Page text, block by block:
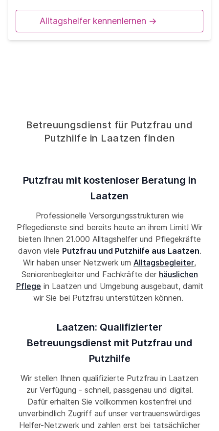
Alltagshelfer kennenlernen ->
Betreuungsdienst für Putzfrau und
Putzhilfe in Laatzen finden
Putzfrau mit kostenloser Beratung in
Laatzen
Professionelle Versorgungsstrukturen wie
Pflegedienste sind bereits heute an ihrem Limit! Wir
bieten Ihnen 21.000 Alltagshelfer und Pflegekräfte
davon viele Putzfrau und Putzhilfe aus Laatzen.
Wir haben unser Netzwerk um Alltagsbegleiter,
Seniorenbegleiter und Fachkräfte der häuslichen
Pflege in Laatzen und Umgebung ausgebaut, damit
wir Sie bei Putzfrau unterstützen können.
Laatzen: Qualifizierter
Betreuungsdienst mit Putzfrau und
Putzhilfe
Wir stellen Ihnen qualifizierte Putzfrau in Laatzen
zur Verfügung - schnell, passgenau und digital.
Dafür erhalten Sie vollkommen kostenfrei und
unverbindlich Zugriff auf unser vertrauenswürdiges
Helfer-Netzwerk und zahlen erst bei tatsächlicher